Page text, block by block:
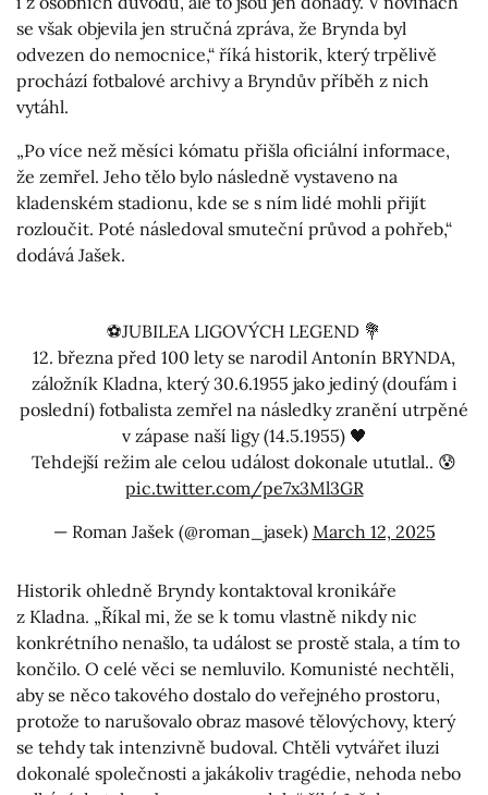
se však objevila jen stručná zpráva, že Brynda byl
odvezen do nemocnice,“ říká historik, který trpělivě
prochází fotbalové archivy a Bryndův příběh z nich
vytáhl.
„Po více než měsíci kómatu přišla oficiální informace,
že zemřel. Jeho tělo bylo následně vystaveno na
kladenském stadionu, kde se s ním lidé mohli přijít
rozloučit. Poté následoval smuteční průvod a pohřeb,“
dodává Jašek.
⚽️JUBILEA LIGOVÝCH LEGEND 💐
12. března před 100 lety se narodil Antonín BRYNDA,
záložník Kladna, který 30.6.1955 jako jediný (doufám i
poslední) fotbalista zemřel na následky zranění utrpěné
v zápase naší ligy (14.5.1955) 🖤
Tehdejší režim ale celou událost dokonale ututlal.. 😰
pic.twitter.com/pe7x3Ml3GR
— Roman Jašek (@roman_jasek) March 12, 2025
Historik ohledně Bryndy kontaktoval kronikáře
z Kladna. „Říkal mi, že se k tomu vlastně nikdy nic
konkrétního nenašlo, ta událost se prostě stala, a tím to
končilo. O celé věci se nemluvilo. Komunisté nechtěli,
aby se něco takového dostalo do veřejného prostoru,
protože to narušovalo obraz masové tělovýchovy, který
se tehdy tak intenzivně budoval. Chtěli vytvářet iluzi
dokonalé společnosti a jakákoliv tragédie, nehoda nebo